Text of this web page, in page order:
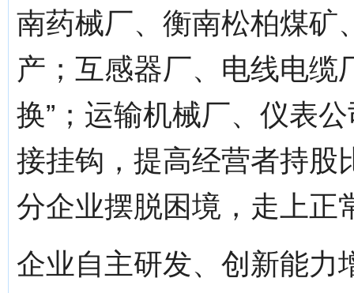
南药械厂、衡南松柏煤矿
产；互感器厂、电线电缆
换”；运输机械厂、仪表
接挂钩，提高经营者持股
分企业摆脱困境，走上正
企业自主研发、创新能力